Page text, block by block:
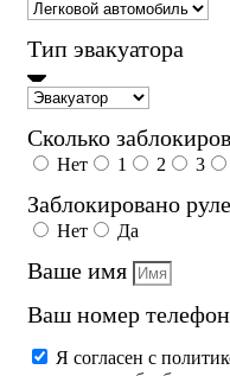
Тип эвакуатора
Сколько
Нет 1 2 3
Заблокировано
Нет Да
Ваше имя
Ваш номер
Я согласен с